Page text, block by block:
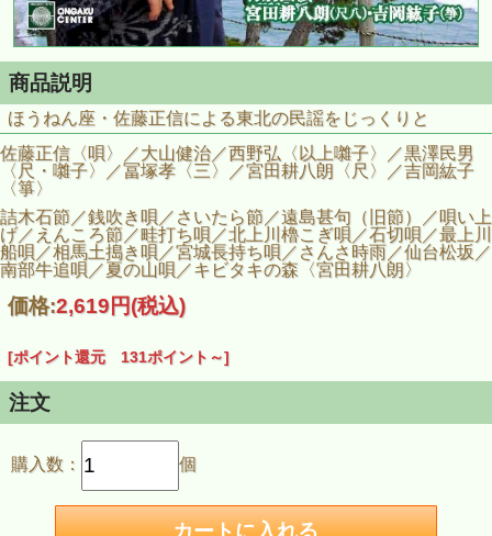
商品説明
ほうねん座・佐藤正信による東北の民謡をじっくりと
佐藤正信〈唄〉／大山健治／西野弘〈以上囃子〉／黒澤民男
〈尺・囃子〉／冨塚孝〈三〉／宮田耕八朗〈尺〉／吉岡紘子
〈箏〉
詰木石節／銭吹き唄／さいたら節／遠島甚句（旧節）／唄い上
げ／えんころ節／畦打ち唄／北上川櫓こぎ唄／石切唄／最上川
船唄／相馬土搗き唄／宮城長持ち唄／さんさ時雨／仙台松坂／
南部牛追唄／夏の山唄／キビタキの森〈宮田耕八朗〉
価格:2,619円(税込)
[ポイント還元 131ポイント～]
注文
購入数： 個